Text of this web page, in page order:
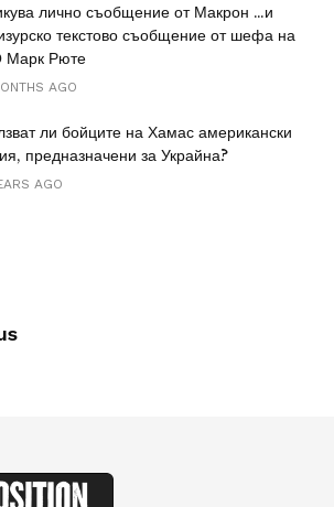
лично съобщение от Макрон …и
текстово съобщение от шефа на
Марк Рюте
AGO
ли бойците на Хамас американски
предназначени за Украйна?
AGO